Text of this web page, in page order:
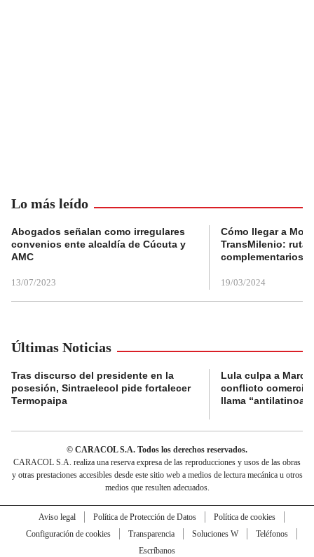
Lo más leído
Abogados señalan como irregulares
convenios ente alcaldía de Cúcuta y
AMC
13/07/2023
Cómo llegar a
TransMilenio:
complementarios
19/03/2024
Últimas Noticias
Tras discurso del presidente en la
posesión, Sintraelecol pide fortalecer
Termopaipa
Lula culpa a
conflicto comercial
llama
© CARACOL S.A. Todos los derechos reservados.
CARACOL S.A. realiza una reserva expresa de las reproducciones y usos de las obras
y otras prestaciones accesibles desde este sitio web a medios de lectura mecánica u otros
medios que resulten adecuados.
Aviso legal Política de Protección de Datos
Política de cookies
Configuración de cookies
Transparencia Soluciones W
Teléfonos
Escríbanos